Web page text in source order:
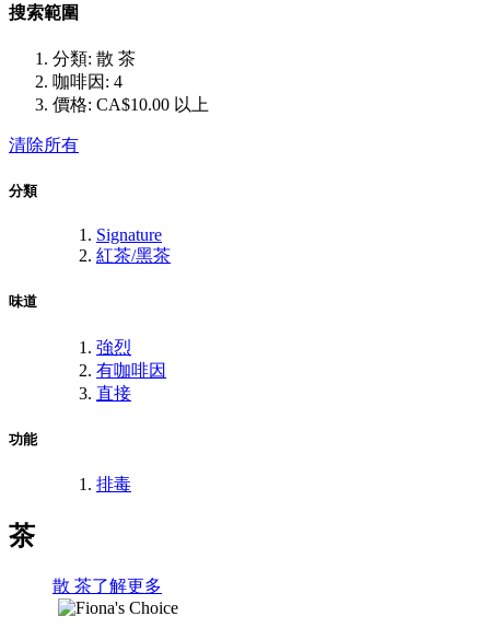
搜索範圍
分類: 散 茶
咖啡因: 4
價格: CA$10.00 以上
清除所有
分類
Signature
紅茶/黑茶
味道
強烈
有咖啡因
直接
功能
排毒
茶
散 茶了解更多